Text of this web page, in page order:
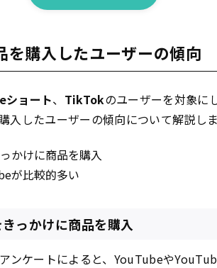
を購入したユーザーの傾向
ショート、 TikTokのユーザーを対象に
入したユーザーの傾向について解説しま
かけに商品を購入
が比較的多い
っかけに商品を購入
ンケートによると、YouTubeや